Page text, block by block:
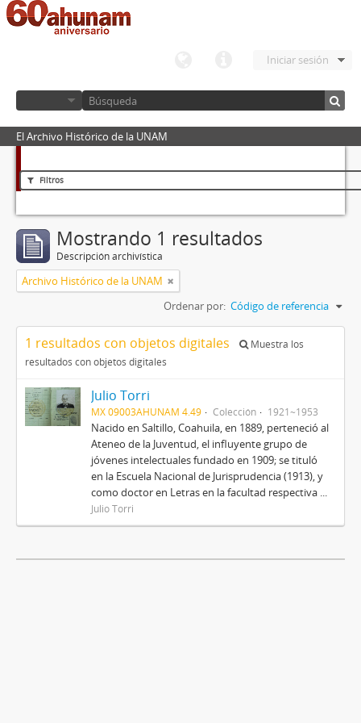
Iniciar sesión
El Archivo Histórico de la UNAM
Filtros
Mostrando 1 resultados
Descripción archivística
Archivo Histórico de la UNAM
Ordenar por: Código de referencia
1 resultados con objetos digitales
Muestra los
resultados con objetos digitales
Julio Torri
MX 09003AHUNAM 4.49 Colección 1921~1953
Nacido en Saltillo, Coahuila, en 1889, perteneció al
Ateneo de la Juventud, el influyente grupo de
jóvenes intelectuales fundado en 1909; se tituló
en la Escuela Nacional de Jurisprudencia (1913), y
como doctor en Letras en la facultad respectiva ...
Julio Torri